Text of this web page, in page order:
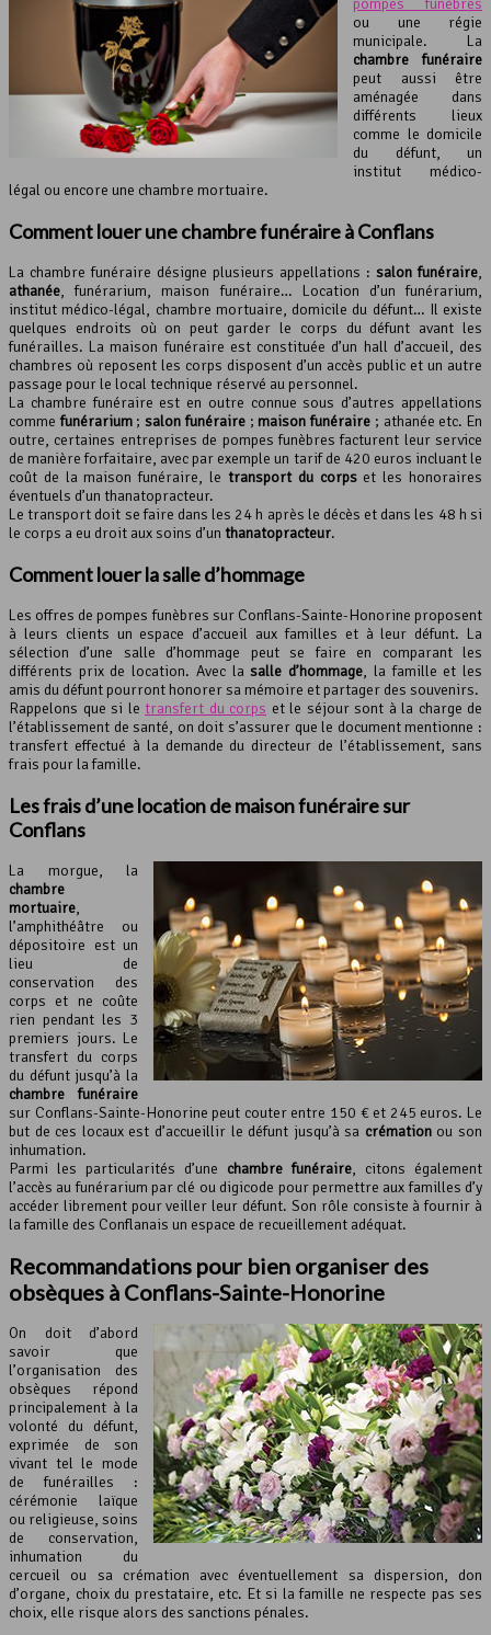
pompes funèbres
ou une régie
municipale. La
chambre funéraire
peut aussi être
aménagée dans
différents lieux
comme le domicile
du défunt, un
institut médico-
légal ou encore une chambre mortuaire.
Comment louer unechambre funéraireà Conflans
La chambre funéraire désigne plusieurs appellations : salon funéraire,
athanée, funérarium, maison funéraire… Location d’un funérarium,
institut médico-légal, chambre mortuaire, domicile du défunt… Il existe
quelques endroits où on peut garder le corps du défunt avant les
funérailles. La maison funéraire est constituée d’un hall d’accueil, des
chambres où reposent les corps disposent d’un accès public et un autre
passage pour le local technique réservé au personnel.
La chambre funéraire est en outre connue sous d’autres appellations
commefunérarium ;salon funéraire; maison funéraire ; athanée etc. En
outre, certaines entreprises de pompes funèbres facturent leur service
de manière forfaitaire, avec par exemple un tarif de 420 euros incluant le
coût de la maison funéraire, le transport du corpset les honoraires
éventuels d’un thanatopracteur.
Le transport doit se faire dans les 24 h après le décès et dans les 48 h si
le corps a eu droit aux soins d’un thanatopracteur.
Comment louer la salle d’hommage
Les offres de pompes funèbres sur Conflans-Sainte-Honorine proposent
à leurs clients un espace d’accueil aux familles et à leur défunt. La
sélection d’une salle d’hommage peut se faire en comparant les
différents prix de location. Avec lasalle d’hommage, la famille et les
amis du défunt pourront honorer sa mémoire et partager des souvenirs.
Rappelons que si le transfert du corps et le séjour sont à la charge de
l’établissement de santé, on doit s’assurer que le document mentionne :
transfert effectué à la demande du directeur de l’établissement, sans
frais pour la famille.
Les frais d’une location demaison funérairesur
Conflans
La morgue, la
chambre
mortuaire,
l’amphithéâtre ou
dépositoire est un
lieu de
conservation des
corps et ne coûte
rien pendant les 3
premiers jours. Le
transfert du corps
du défunt jusqu’à la
chambre funéraire
sur Conflans-Sainte-Honorine peut couter entre 150 € et 245 euros. Le
but de ces locaux est d’accueillir le défunt jusqu’à sa crémationou son
inhumation.
Parmi les particularités d’une chambre funéraire, citons également
l’accès au funérarium par clé ou digicode pour permettre aux familles d’y
accéder librement pour veiller leur défunt. Son rôle consiste à fournir à
la famille des Conflanais un espace de recueillement adéquat.
Recommandations pour bien organiser des
obsèques à Conflans-Sainte-Honorine
On doit d’abord
savoir que
l’organisation des
obsèques répond
principalement à la
volonté du défunt,
exprimée de son
vivant tel le mode
de funérailles :
cérémonie laïque
ou religieuse, soins
de conservation,
inhumation du
cercueil ou sa crémation avec éventuellement sa dispersion, don
d’organe, choix du prestataire, etc. Et si la famille ne respecte pas ses
choix, elle risque alors des sanctions pénales.